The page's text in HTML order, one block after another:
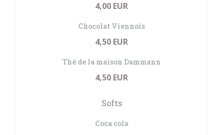
4,00 EUR
Chocolat Viennois
4,50 EUR
Thé de la maison Dammann
4,50 EUR
Softs
Coca cola